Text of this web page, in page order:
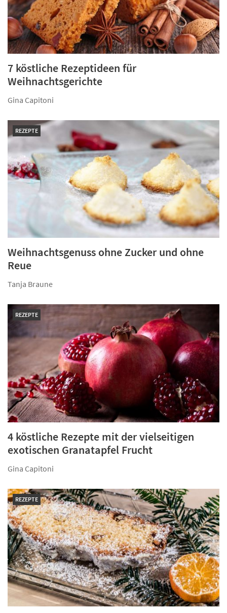
7 köstliche Rezeptideen für
Weihnachtsgerichte
Gina Capitoni
REZEPTE
Weihnachtsgenuss ohne Zucker und ohne
Reue
Tanja Braune
REZEPTE
4 köstliche Rezepte mit der vielseitigen
exotischen Granatapfel Frucht
Gina Capitoni
REZEPTE